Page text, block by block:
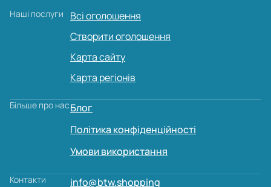
Наші послуги
Всі оголошення
Створити оголошення
Карта сайту
Карта регіонів
Більше про насБлог
Політика конфіденційності
Умови використання
Контакти info@btw.shopping